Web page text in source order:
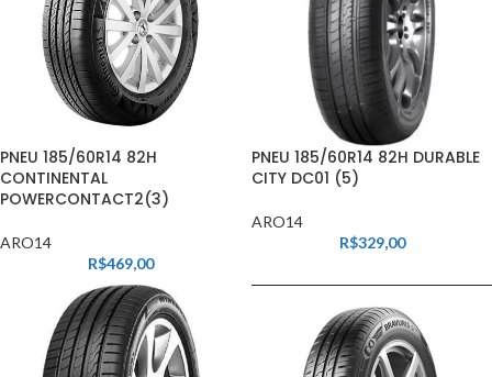
PNEU 185/60R14 82H
CONTINENTAL
POWERCONTACT2(3)
ARO14
R$469,00
PNEU 185/60R14 82H DURABLE
CITY DC01 (5)
ARO14
R$329,00